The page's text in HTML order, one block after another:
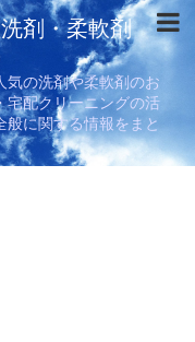
剤・柔軟剤
気の洗剤や柔軟剤のお
宅配クリーニングの活
般に関する情報をまと